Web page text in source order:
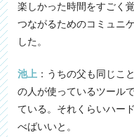
楽しかった時間をすごく
つながるためのコミュニ
した。
池上 ：うちの父も同じこ
の人が使っているツール
ている。それくらいハー
べばいいと。